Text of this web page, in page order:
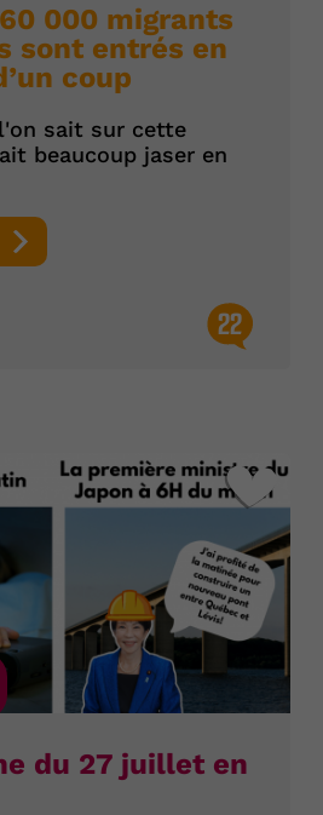
000 migrants
sont entrés en
coup
sait sur cette
beaucoup jaser en
22
du 27 juillet en